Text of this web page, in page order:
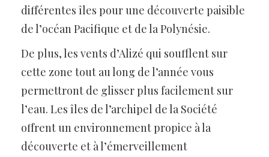
différentes îles pour une découverte paisible
de l’océan Pacifique et de la Polynésie.
De plus, les vents d’Alizé qui soufflent sur
cette zone tout au long de l’année vous
permettront de glisser plus facilement sur
l’eau. Les îles de l’archipel de la Société
offrent un environnement propice à la
découverte et à l’émerveillement